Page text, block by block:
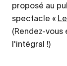
proposé au
spectacle «
(Rendez-vous
l'intégral !)